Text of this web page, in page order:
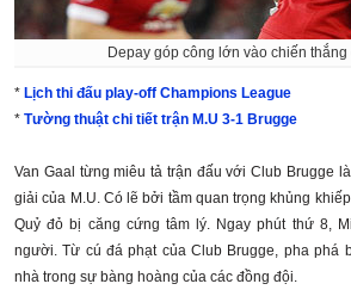
Depay góp công lớn vào chiến
* Lịch thi đấu play-off Champions League
* Tường thuật chi tiết trận M.U 3-1 Brugge
Van Gaal từng miêu tả trận đấu với Club Brugge
giải của M.U. Có lẽ bởi tầm quan trọng khủng
Quỷ đỏ bị căng cứng tâm lý. Ngay phút thứ 8,
người. Từ cú đá phạt của Club Brugge, pha phá
nhà trong sự bàng hoàng của các đồng đội.